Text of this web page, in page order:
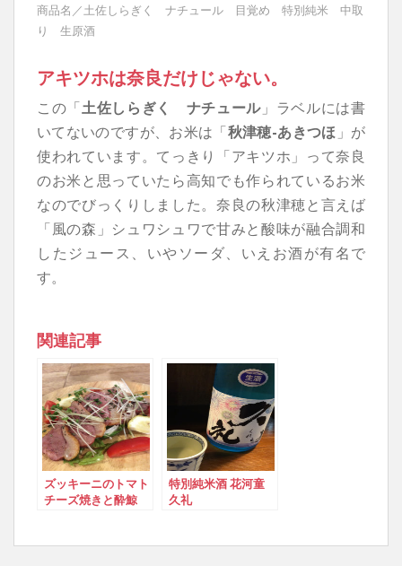
商品名／土佐しらぎく ナチュール 目覚め 特別純米 中取
り 生原酒
アキツホは奈良だけじゃない。
この「土佐しらぎく ナチュール 」ラベルには書
いてないのですが、お米は「秋津穂-あきつほ 」が
使われています。てっきり「アキツホ」って奈良
のお米と思っていたら高知でも作られているお米
なのでびっくりしました。奈良の秋津穂と言えば
「風の森」シュワシュワで甘みと酸味が融合調和
したジュース、いやソーダ、いえお酒が有名で
す。
関連記事
ズッキーニのトマト
チーズ焼きと酔鯨
特別純米酒 花河童
久礼